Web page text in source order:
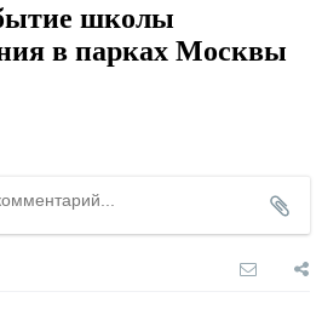
школы
в парках Москвы